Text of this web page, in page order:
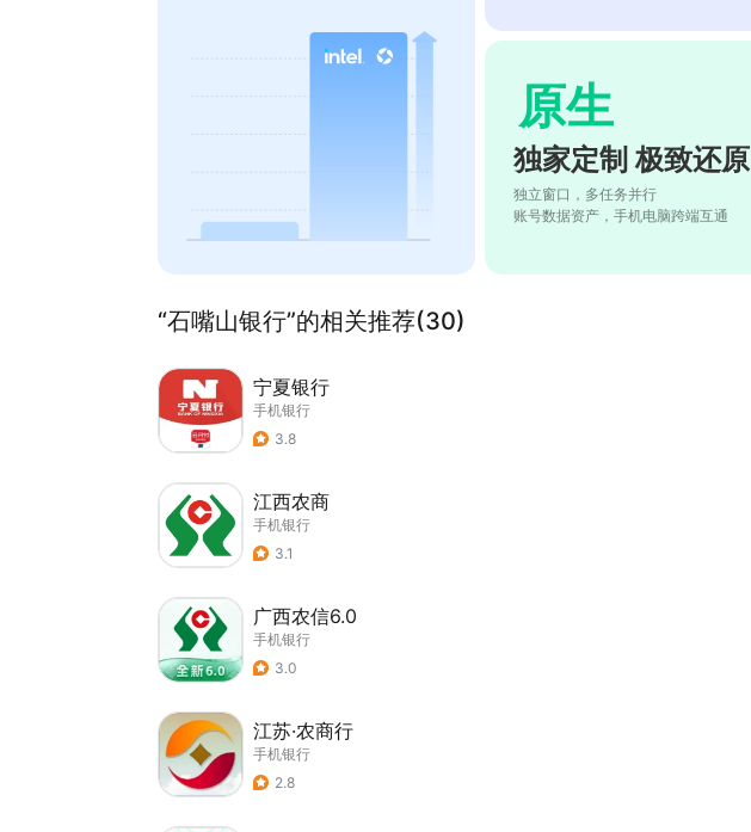
原生
独家定制 极致还原
独立窗口，多任务并行
账号数据资产，手机电脑跨端互通
“石嘴山银行”的相关推荐(30)
宁夏银行
手机银行
3.8
江西农商
手机银行
3.1
广西农信6.0
手机银行
3.0
江苏·农商行
手机银行
2.8